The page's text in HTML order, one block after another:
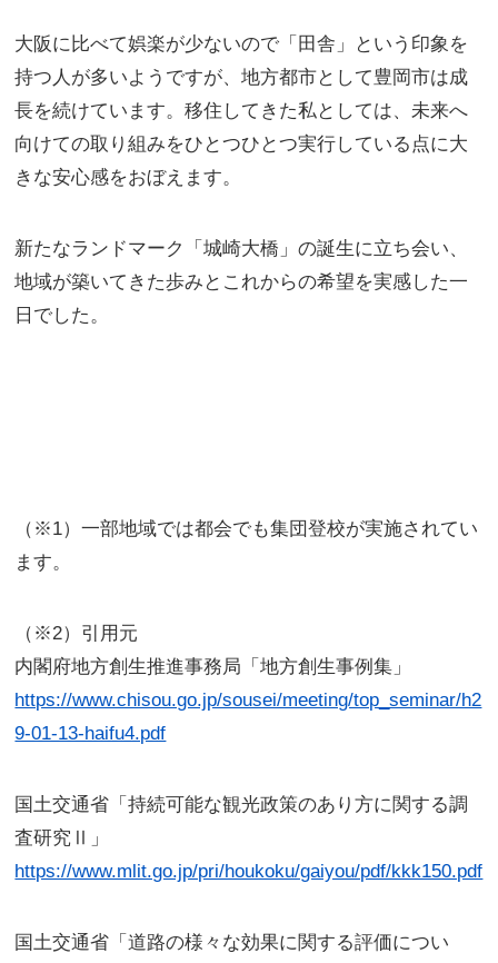
大阪に比べて娯楽が少ないので「田舎」という印象を
持つ人が多いようですが、地方都市として豊岡市は成
長を続けています。移住してきた私としては、未来へ
向けての取り組みをひとつひとつ実行している点に大
きな安心感をおぼえます。
新たなランドマーク「城崎大橋」の誕生に立ち会い、
地域が築いてきた歩みとこれからの希望を実感した一
日でした。
（※1）一部地域では都会でも集団登校が実施されてい
ます。
（※2）引用元
内閣府地方創生推進事務局「地方創生事例集」
https://www.chisou.go.jp/sousei/meeting/top_seminar/h2
9-01-13-haifu4.pdf
国土交通省「持続可能な観光政策のあり方に関する調
査研究Ⅱ」
https://www.mlit.go.jp/pri/houkoku/gaiyou/pdf/kkk150.pdf
国土交通省「道路の様々な効果に関する評価につい